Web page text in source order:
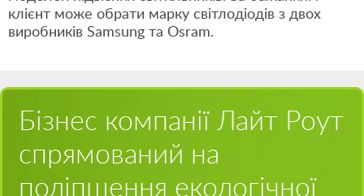
клієнт може обрати марку світлодіодів з двох
виробників Samsung та Osram.
Бізнес компанії Лайт Роут
спрямований на
поліпшення екологічної